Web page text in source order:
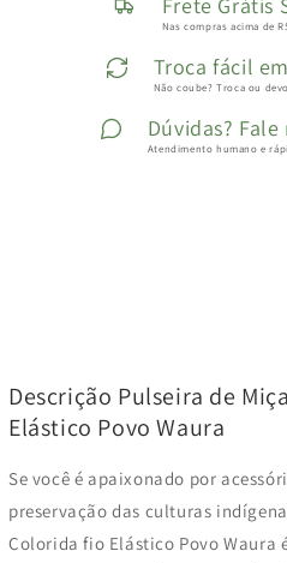
Nas compras acima de
Troca fácil
Não coube? Troca ou
Dúvidas?
Atendimento humano e
Descrição Pulseira de
Elástico Povo Waura
Se você é apaixonado por
preservação das culturas
Colorida fio Elástico Povo Waura